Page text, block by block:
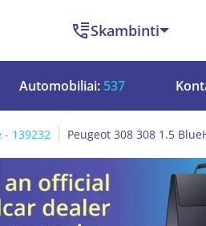
Skambinti
Automobiliai: 537
- 139232 Peugeot 308 308 1.5